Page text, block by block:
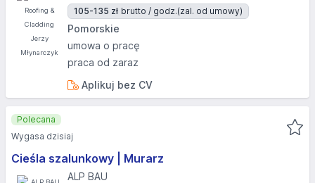
105-135 zł brutto / godz.(zal. od umowy)
Pomorskie
umowa o pracę
praca od zaraz
Aplikuj bez CV
Cieśla szalunkowy | Murarz
ALP BAU
Polecana
Wygasa dzisiaj